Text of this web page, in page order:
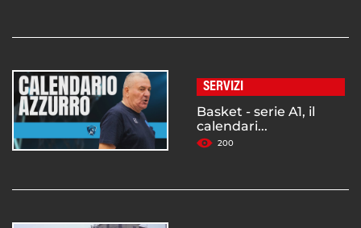
SERVIZI
Basket - serie A1, il
calendari...
200